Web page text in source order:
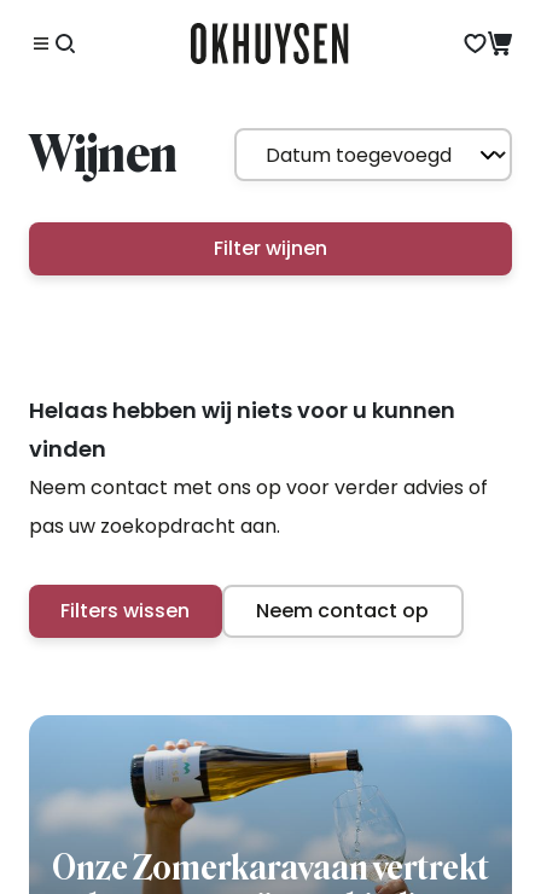
Wijnen
Filter wijnen
Helaas hebben wij niets voor u kunnen
vinden
Neem contact met ons op voor verder advies of
pas uw zoekopdracht aan.
Filters wissen Neem contact op
Onze Zomerkaravaan vertrekt